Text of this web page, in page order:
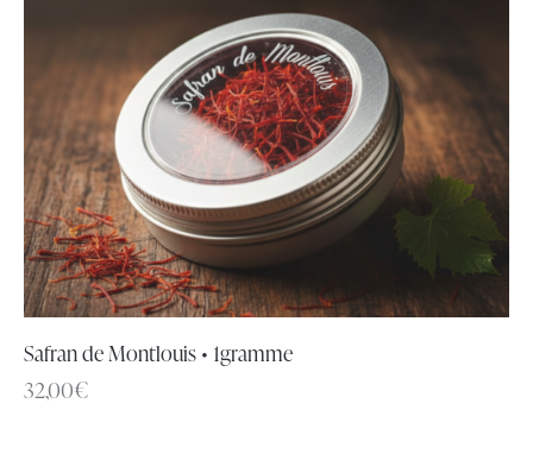
Safran de Montlouis • 1gramme
32,00€